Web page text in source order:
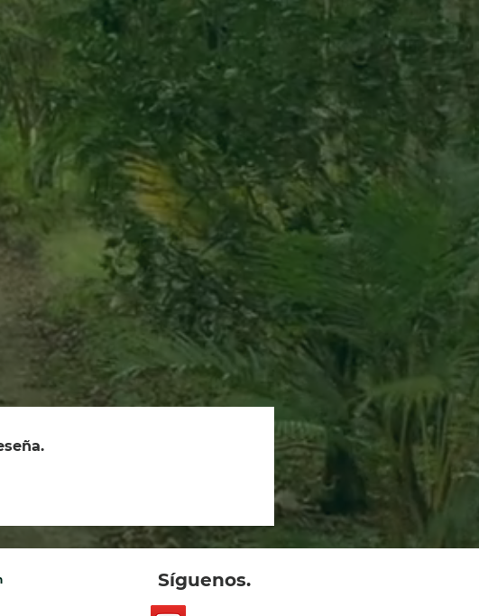
Síguenos.